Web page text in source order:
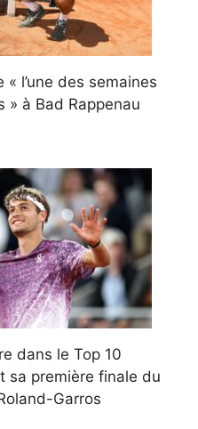
l’une des semaines
» à Bad Rappenau
dans le Top 10
sa première finale du
Garros